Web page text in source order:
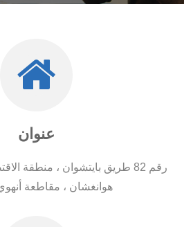
عنوان
رقم 82 طريق بايتشوان ، منطقة
هوانغشان ، مقاطعة